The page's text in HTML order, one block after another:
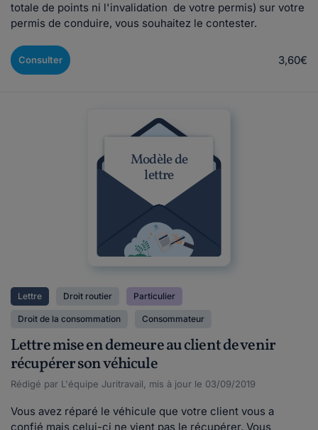
totale de points ni l'invalidation de votre permis) sur votre
permis de conduire, vous souhaitez le contester.
Consulter 3,60€
Modèle de
lettre
Lettre Droit routier Particulier
Droit de la consommation Consommateur
Lettre mise en demeure au client de venir
récupérer son véhicule
Rédigé par L'équipe Juritravail, mis à jour le 03/09/2019
Vous avez réparé le véhicule que votre client vous a
confié mais celui-ci ne vient pas le récupérer. Vous